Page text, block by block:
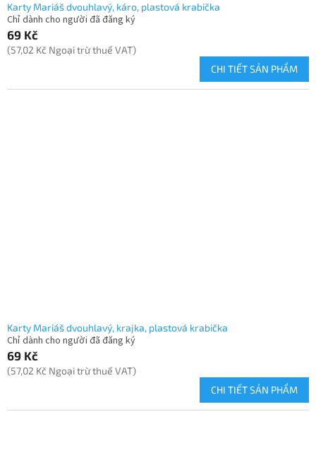
Karty Mariáš dvouhlavý, káro, plastová krabička
Chỉ dành cho người đã đăng ký
69 Kč
(57,02 Kč Ngoại trừ thuế VAT)
CHI TIẾT SẢN PHẨM
Karty Mariáš dvouhlavý, krajka, plastová krabička
Chỉ dành cho người đã đăng ký
69 Kč
(57,02 Kč Ngoại trừ thuế VAT)
CHI TIẾT SẢN PHẨM